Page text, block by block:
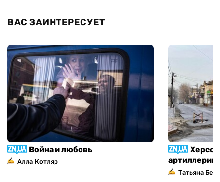
ВАС ЗАИНТЕРЕСУЕТ
Война и любовь
Алла Котляр
Татьяна